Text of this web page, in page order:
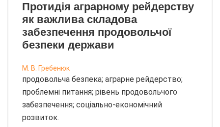
Протидія аграрному рейдерству
як важлива складова
забезпечення продовольчої
безпеки держави
М. В. Гребенюк
продовольча безпека; аграрне рейдерство;
проблемні питання; рівень продовольчого
забезпечення; соціально-економічний
розвиток.